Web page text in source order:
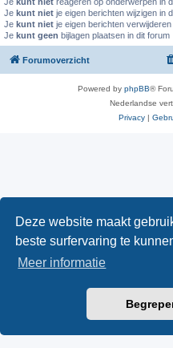
Deze website maakt
beste surfervaring te
Meer informatie
Je kunt niet je eigen berichten wijzigen in
Je kunt niet je eigen berichten
Je kunt geen bijlagen plaatsen in dit forum
Forumoverzicht
Powered by phpBB®
Nederlandse
Privacy |